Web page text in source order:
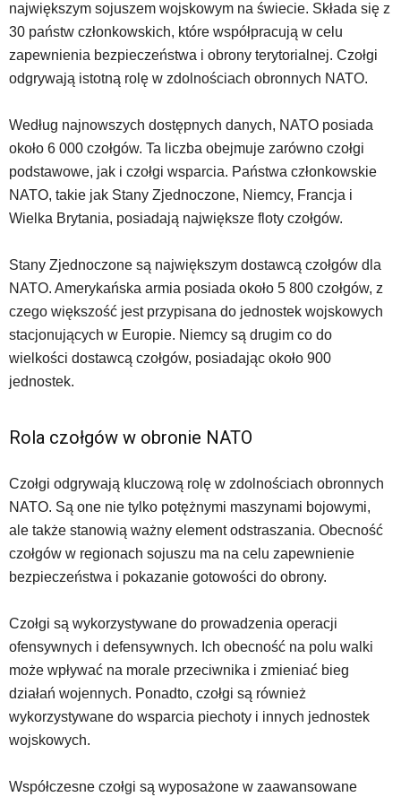
największym sojuszem wojskowym na świecie. Składa się z
30 państw członkowskich, które współpracują w celu
zapewnienia bezpieczeństwa i obrony terytorialnej. Czołgi
odgrywają istotną rolę w zdolnościach obronnych NATO.
Według najnowszych dostępnych danych, NATO posiada
około 6 000 czołgów. Ta liczba obejmuje zarówno czołgi
podstawowe, jak i czołgi wsparcia. Państwa członkowskie
NATO, takie jak Stany Zjednoczone, Niemcy, Francja i
Wielka Brytania, posiadają największe floty czołgów.
Stany Zjednoczone są największym dostawcą czołgów dla
NATO. Amerykańska armia posiada około 5 800 czołgów, z
czego większość jest przypisana do jednostek wojskowych
stacjonujących w Europie. Niemcy są drugim co do
wielkości dostawcą czołgów, posiadając około 900
jednostek.
Rola czołgów w obronie NATO
Czołgi odgrywają kluczową rolę w zdolnościach obronnych
NATO. Są one nie tylko potężnymi maszynami bojowymi,
ale także stanowią ważny element odstraszania. Obecność
czołgów w regionach sojuszu ma na celu zapewnienie
bezpieczeństwa i pokazanie gotowości do obrony.
Czołgi są wykorzystywane do prowadzenia operacji
ofensywnych i defensywnych. Ich obecność na polu walki
może wpływać na morale przeciwnika i zmieniać bieg
działań wojennych. Ponadto, czołgi są również
wykorzystywane do wsparcia piechoty i innych jednostek
wojskowych.
Współczesne czołgi są wyposażone w zaawansowane